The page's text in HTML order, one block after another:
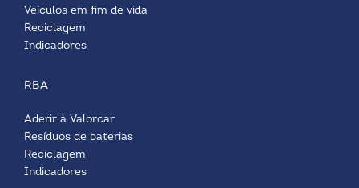
Veículos em fim de vida
Reciclagem
Indicadores
RBA
Aderir à Valorcar
Resíduos de baterias
Reciclagem
Indicadores